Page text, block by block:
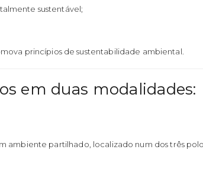
sustentável;
princípios de sustentabilidade ambiental.
em duas modalidades:
ambiente partilhado, localizado num dos três